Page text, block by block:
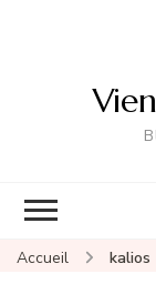
Accueil kalios